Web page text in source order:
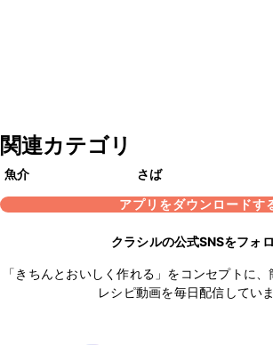
関連カテゴリ
魚介
さば
アプリをダウンロードす
クラシルの公式SNSをフォ
「きちんとおいしく作れる」をコンセプトに
レシピ動画を毎日配信していま